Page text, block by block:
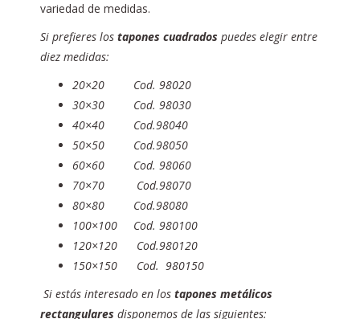
variedad de medidas.
Si prefieres los tapones cuadrados puedes elegir entre
diez medidas:
20×20 Cod. 98020
30×30 Cod. 98030
40×40 Cod.98040
50×50 Cod.98050
60×60 Cod. 98060
70×70 Cod.98070
80×80 Cod.98080
100×100 Cod. 980100
120×120 Cod.980120
150×150 Cod. 980150
Si estás interesado en los tapones metálicos
rectangulares disponemos de las siguientes: